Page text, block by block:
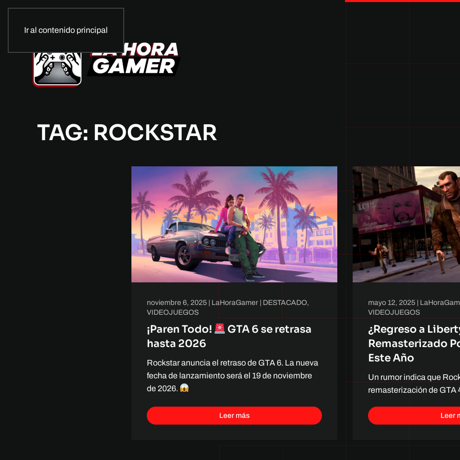
Ir al contenido principal
TAG: ROCKSTAR
noviembre 6, 2025| LaHoraGamer| DESTACADO,
VIDEOJUEGOS
¡Paren Todo!
GTA 6 se retrasa
hasta 2026
Rockstar anuncia el retraso de GTA 6. La nueva
fecha de lanzamiento será el 19 de noviembre
de 2026.
Leer más
mayo 12, 2025 |
VIDEOJUEGOS
¿Regreso a
Remasterizado
Este Año
Un rumor indica que
remasterización de GTA
Leer